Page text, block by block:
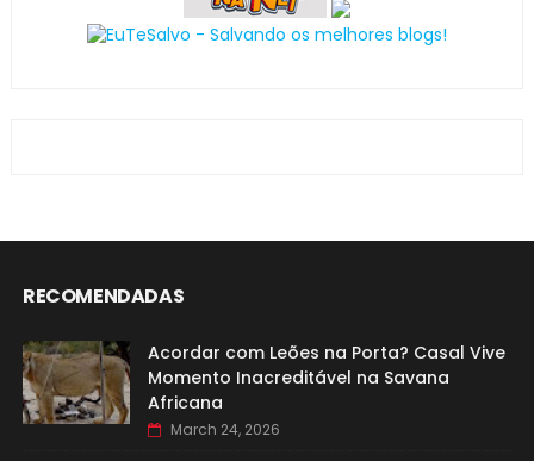
RECOMENDADAS
Acordar com Leões na Porta? Casal Vive
Momento Inacreditável na Savana
Africana
March 24, 2026